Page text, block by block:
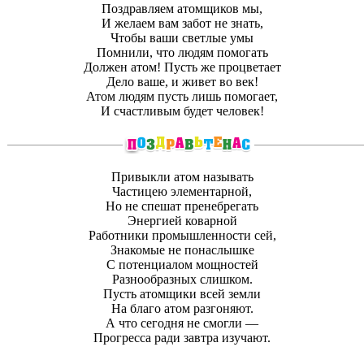
Поздравляем атомщиков мы,
И желаем вам забот не знать,
Чтобы ваши светлые умы
Помнили, что людям помогать
Должен атом! Пусть же процветает
Дело ваше, и живет во век!
Атом людям пусть лишь помогает,
И счастливым будет человек!
Привыкли атом называть
Частицею элементарной,
Но не спешат пренебрегать
Энергией коварной
Работники промышленности сей,
Знакомые не понаслышке
С потенциалом мощностей
Разнообразных слишком.
Пусть атомщики всей земли
На благо атом разгоняют.
А что сегодня не смогли —
Прогресса ради завтра изучают.